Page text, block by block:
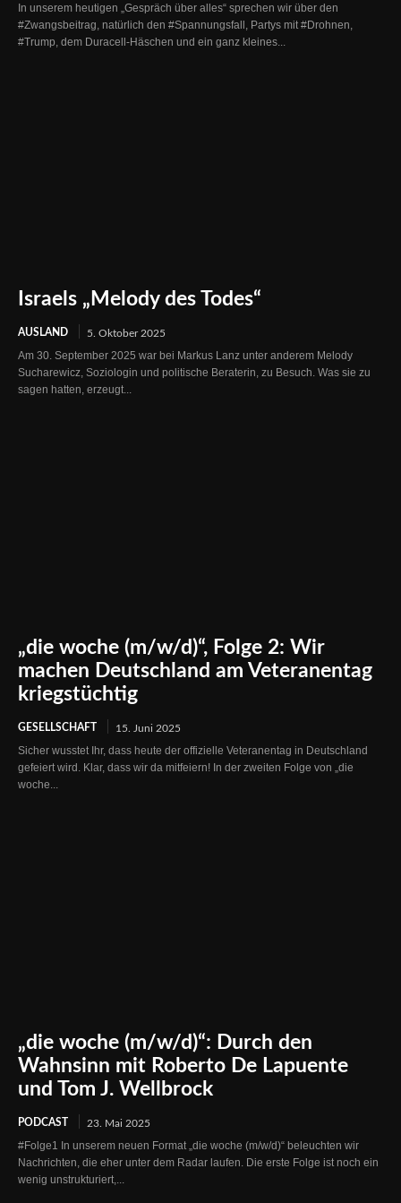
In unserem heutigen „Gespräch über alles“ sprechen wir über den
#Zwangsbeitrag, natürlich den #Spannungsfall, Partys mit #Drohnen,
#Trump, dem Duracell-Häschen und ein ganz kleines...
Israels „Melody des Todes“
AUSLAND 5. Oktober 2025
Am 30. September 2025 war bei Markus Lanz unter anderem Melody
Sucharewicz, Soziologin und politische Beraterin, zu Besuch. Was sie zu
sagen hatten, erzeugt...
„die woche (m/w/d)“, Folge 2: Wir
machen Deutschland am Veteranentag
kriegstüchtig
GESELLSCHAFT 15. Juni 2025
Sicher wusstet Ihr, dass heute der offizielle Veteranentag in Deutschland
gefeiert wird. Klar, dass wir da mitfeiern! In der zweiten Folge von „die
woche...
„die woche (m/w/d)“: Durch den
Wahnsinn mit Roberto De Lapuente
und Tom J. Wellbrock
PODCAST 23. Mai 2025
#Folge1 In unserem neuen Format „die woche (m/w/d)“ beleuchten wir
Nachrichten, die eher unter dem Radar laufen. Die erste Folge ist noch ein
wenig unstrukturiert,...